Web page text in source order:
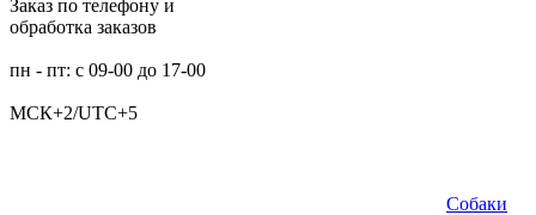
Заказ по телефону и
обработка заказов
пн - пт: с 09-00 до 17-00
МСК+2/UTC+5
Собаки